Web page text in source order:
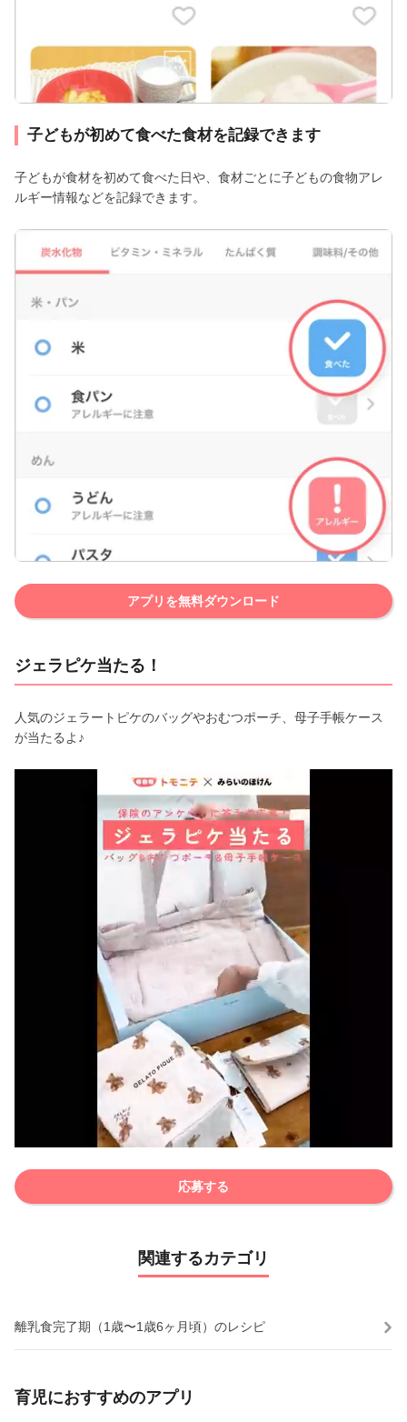
子どもが初めて食べた食材を記録できます
子どもが食材を初めて食べた日や、食材ごとに子どもの食物アレ
ルギー情報などを記録できます。
アプリを無料ダウンロード
ジェラピケ当たる！
人気のジェラートピケのバッグやおむつポーチ、母子手帳ケース
が当たるよ♪
応募する
関連するカテゴリ
離乳食完了期（1歳〜1歳6ヶ月頃）のレシピ
育児におすすめのアプリ